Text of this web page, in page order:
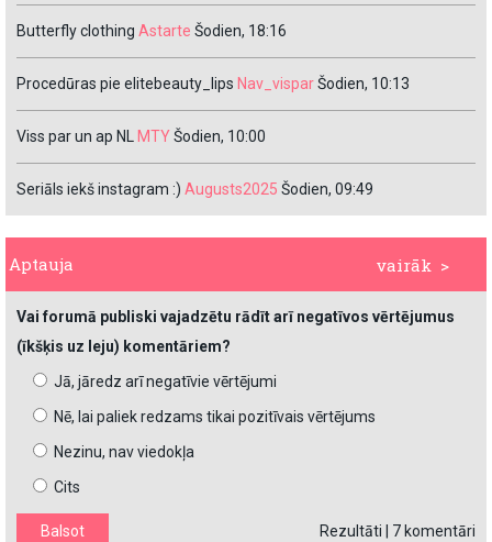
Butterfly clothing Astarte Šodien, 18:16
Procedūras pie elitebeauty_lips Nav_visparŠodien, 10:13
Viss par un ap NL MTYŠodien, 10:00
Seriāls iekš instagram :) Augusts2025 Šodien, 09:49
vairāk >
Aptauja
Vai forumā publiski vajadzētu rādīt arī negatīvos vērtējumus
(īkšķis uz leju) komentāriem?
Jā, jāredz arī negatīvie vērtējumi
Nē, lai paliek redzams tikai pozitīvais vērtējums
Nezinu, nav viedokļa
Cits
Rezultāti 7 komentāri